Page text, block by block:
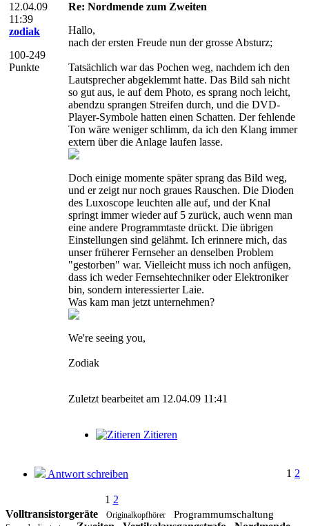
12.04.09
11:39
zodiak
100-249
Punkte
Re: Nordmende zum Zweiten
Hallo,
nach der ersten Freude nun der grosse Absturz;
Tatsächlich war das Pochen weg, nachdem ich den
Lautsprecher abgeklemmt hatte. Das Bild sah nicht
so gut aus, ie auf dem Photo, es sprang noch leicht,
abendzu sprangen Streifen durch, und die DVD-
Player-Symbole hatten einen Schatten. Der fehlende
Ton wäre weniger schlimm, da ich den Klang immer
extern über die Anlage laufen lasse.
Doch einige momente später sprang das Bild weg,
und er zeigt nur noch graues Rauschen. Die Dioden
des Luxoscope leuchten alle auf, und der Knal
springt immer wieder auf 5 zurück, auch wenn man
eine andere Programmtaste drückt. Die übrigen
Einstellungen sind gelähmt. Ich erinnere mich, das
unser früherer Fernseher an denselben Problem
"gestorben" war. Vielleicht muss ich noch anfügen,
dass ich weder Fernsehtechniker oder Elektroniker
bin, sondern interessierter Laie.
Was kam man jetzt unternehmen?
We're seeing you,
Zodiak
Zuletzt bearbeitet am 12.04.09 11:41
Zitieren
Antwort schreiben 1 2
1 2
Volltransistorgeräte
Originalkopfhörer Programmumschaltung